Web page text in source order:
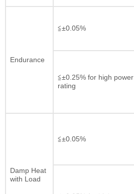
Endurance
≦±0.05%
≦±0.25% for high power
rating
Damp Heat
with Load
≦±0.05%